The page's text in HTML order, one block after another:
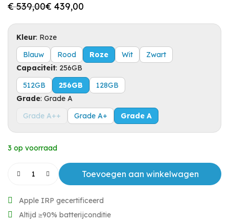
€539,00
Oorspronkelijke
was:
€ 539,00.
€ 439,00
Huidige
is:
€ 439,00.
Kleur: Roze
Blauw
Rood Roze Wit
Zwart
Capaciteit: 256GB
512GB
256GB
128GB
Grade: Grade A
Grade A++
Grade A+ Grade A
3 op voorraad
Toevoegen aan winkelwagen
Apple IRP gecertificeerd
Altijd ≥90% batterijconditie